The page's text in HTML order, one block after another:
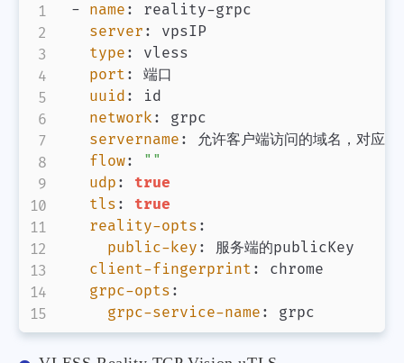
- name : reality-grpc
server :
vpsIP
type :
vless
port :
端口
uuid :
id
network :
grpc
servername :
允许客户端访问的域名，对应
flow:
""
udp :
true
tls :
true
reality-opts :
public-key :
服务端的publicKey
client-fingerprint :
chrome
grpc-opts :
grpc-service-name : grpc